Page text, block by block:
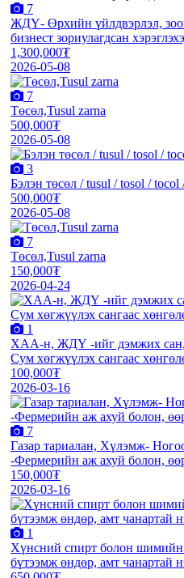
7
ЖДҮ- Өрхийн үйлдвэрлэл,
бизнест зориулагдсан
1,300,000₮
2026-05-08
7
Төсөл,Tusul zarna
500,000₮
2026-05-08
3
Бэлэн төсөл / tusul / tosol / tocol
500,000₮
2026-05-08
7
Төсөл,Tusul zarna
150,000₮
2026-04-24
1
XАА-н, ЖДҮ -ийг дэмжиx сан,
Сум хөгжүүлэх сангаас
100,000₮
2026-03-16
7
Газар тариалан, Хүлэмж-
-Фермерийн аж ахуй болон,
150,000₮
2026-03-16
1
Хүнсний спирт болон шимийн
бүтээмж өндөр, амт чанартай